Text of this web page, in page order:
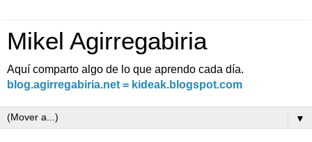
Mikel Agirregabiria
Aquí comparto algo de lo que aprendo cada día.
blog.agirregabiria.net = kideak.blogspot.com
▼